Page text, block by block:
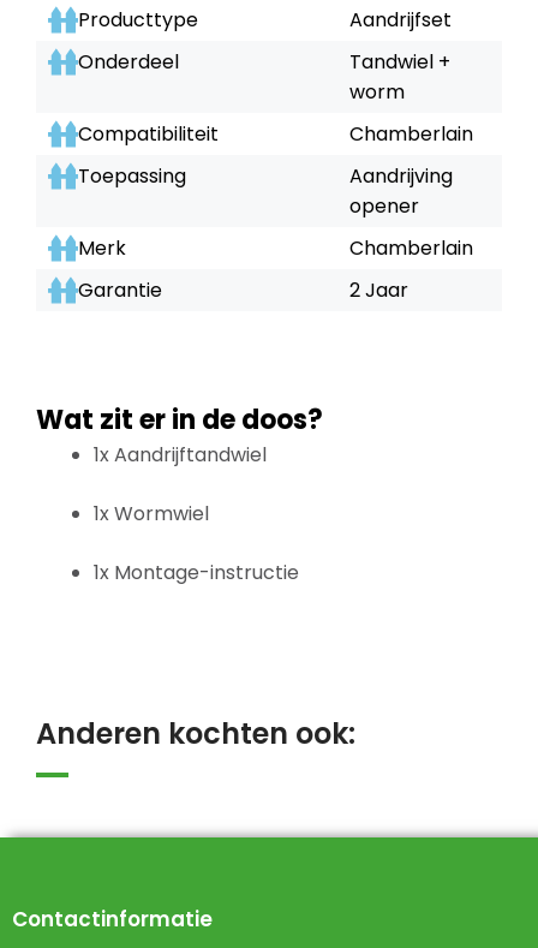
Producttype
Aandrijfset
Onderdeel
Tandwiel +
worm
Compatibiliteit
Chamberlain
Toepassing
Aandrijving
opener
Merk
Chamberlain
Garantie
2 Jaar
Wat zit er in de doos?
1x Aandrijftandwiel
1x Wormwiel
1x Montage-instructie
Anderen kochten ook:
Contactinformatie